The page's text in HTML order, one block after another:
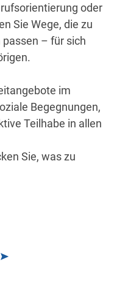
oder
Sie Wege, die zu
– für sich
im
Begegnungen,
Teilhabe in allen
Sie, was zu